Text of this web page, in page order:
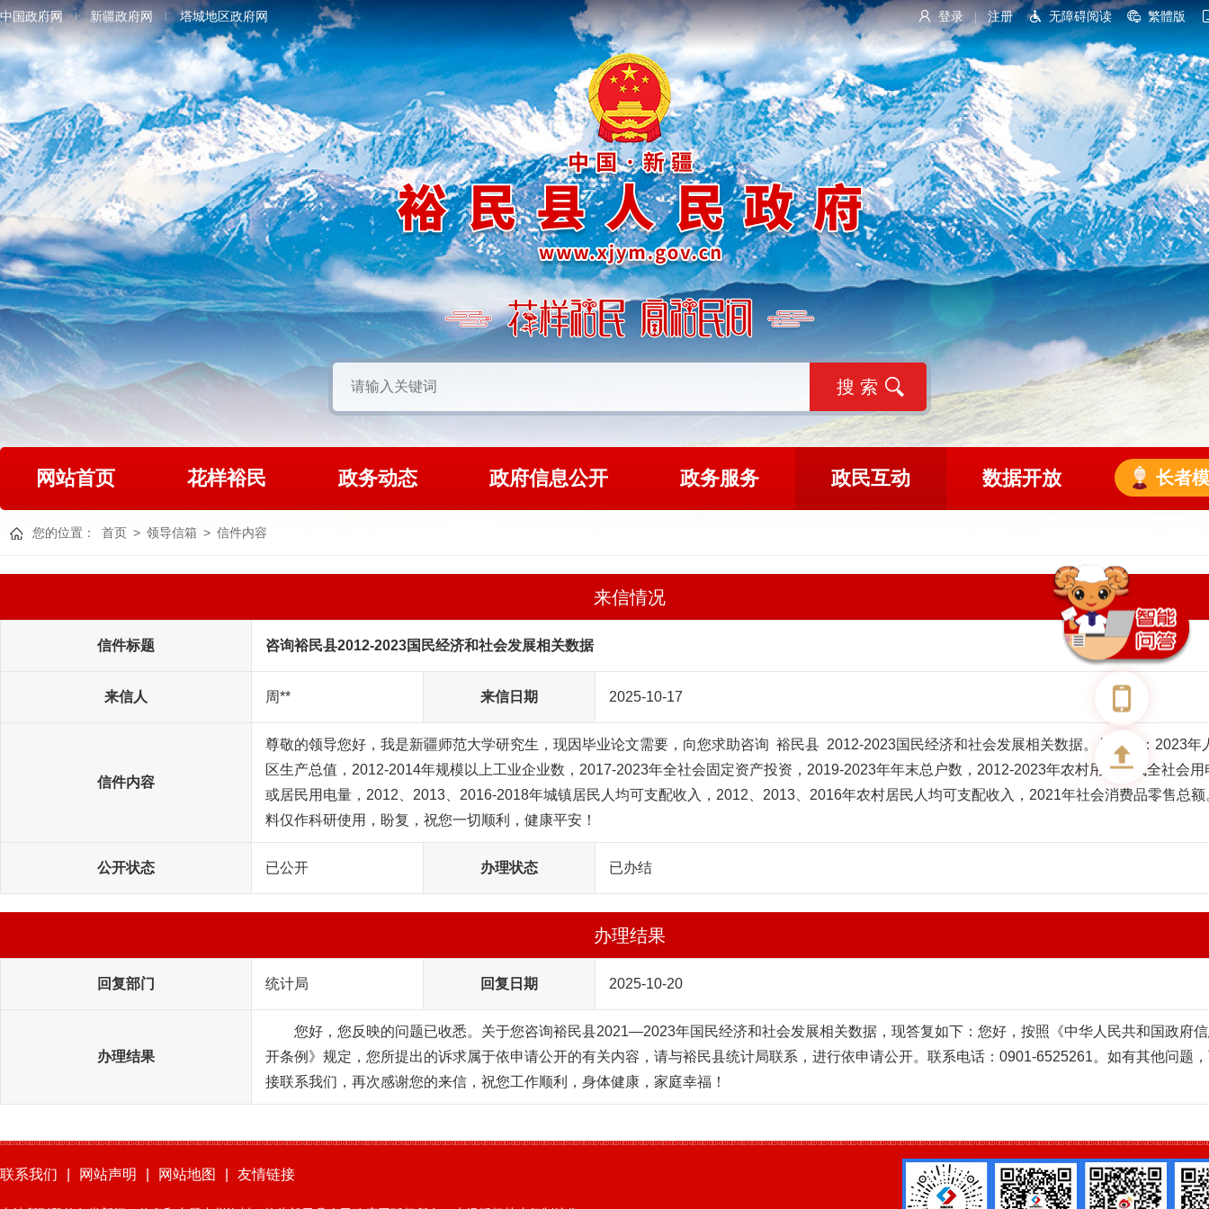
登录 注册 无障碍阅读 繁體版
中国政府网 新疆政府网 塔城地区政府网
网站首页 花样裕民 政务动态 政府信息公开 政务服务 政民互动 数据开放 长者
您的位置： 首页 > 领导信箱 > 信件内容
来信情况
信件标题 咨询裕民县2012-2023国民经济和社会发展相关数据
来信人 周** 来信日期 2025-10-17
信件内容
尊敬的领导您好，我是新疆师范大学研究生，现因毕业论文需要，向您求助咨询  裕民县  2012-2023国民经济和社会发展相关数据。具体为：2023年
区生产总值，2012-2014年规模以上工业企业数，2017-2023年全社会固定资产投资，2019-2023年年末总户数，2012-2023年农村用电量或全社会用
或居民用电量，2012、2013、2016-2018年城镇居民人均可支配收入，2012、2013、2016年农村居民人均可支配收入，2021年社会消费品零售总额
料仅作科研使用，盼复，祝您一切顺利，健康平安！
公开状态 已公开 办理状态 已办结
办理结果
回复部门 统计局 回复日期 2025-10-20
办理结果
您好，您反映的问题已收悉。关于您咨询裕民县2021—2023年国民经济和社会发展相关数据 ，现答复如下：您好，按照《中华人民共和国政府
开条例》规定，您所提出的诉求属于依申请公开的有关内容，请与裕民县统计局联系，进行依申请公开。联系电话：0901-6525261。如有其他问题
接联系我们，再次感谢您的来信，祝您工作顺利，身体健康，家庭幸福！
联系我们 网站声明 网站地图 友情链接